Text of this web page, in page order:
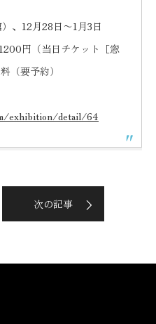
、12月28日〜1月3日
円（当日チケット［窓
（要予約）
exhibition/detail/64
次の記事